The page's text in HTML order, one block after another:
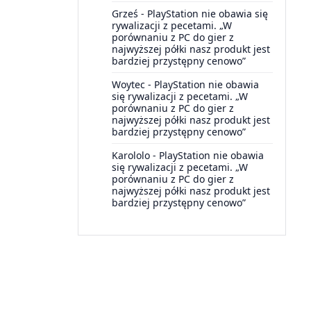
Grześ - PlayStation nie obawia się
rywalizacji z pecetami. „W
porównaniu z PC do gier z
najwyższej półki nasz produkt jest
bardziej przystępny cenowo”
Woytec - PlayStation nie obawia
się rywalizacji z pecetami. „W
porównaniu z PC do gier z
najwyższej półki nasz produkt jest
bardziej przystępny cenowo”
Karololo - PlayStation nie obawia
się rywalizacji z pecetami. „W
porównaniu z PC do gier z
najwyższej półki nasz produkt jest
bardziej przystępny cenowo”